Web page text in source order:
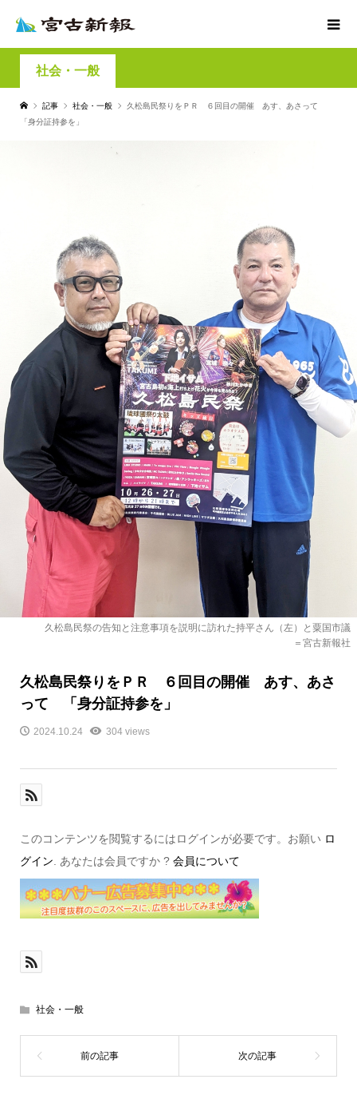
社会・一般
記事 社会・一般
久松島民祭りをＰＲ ６回目の開催 あす、あさって
「身分証持参を」
久松島民祭の告知と注意事項を説明に訪れた持平さん（左）と粟国市議
＝宮古新報社
久松島民祭りをＰＲ ６回目の開催 あす、あさ
って 「身分証持参を」
2024.10.24 304 views
このコンテンツを閲覧するにはログインが必要です。お願い ロ
グイン. あなたは会員ですか ? 会員について
社会・一般